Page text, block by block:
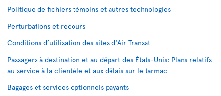
Politique de fichiers témoins et autres technologies
Perturbations et recours
Conditions d’utilisation des sites d'Air Transat
Passagers à destination et au départ des États-Unis: Plans relatifs
au service à la clientèle et aux délais sur le tarmac
Bagages et services optionnels payants